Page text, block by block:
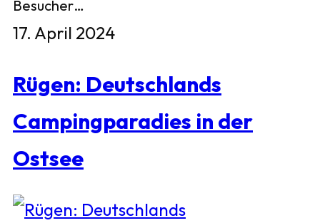
Besucher…
17. April 2024
Rügen: Deutschlands
Campingparadies in der
Ostsee